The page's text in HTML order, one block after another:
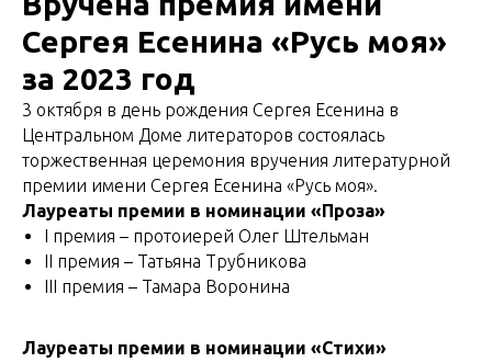
Сергея Есенина «Русь моя»
за 2023 год
3 октября в день рождения Сергея Есенина в
Центральном Доме литераторов состоялась
торжественная церемония вручения литературной
премии имени Сергея Есенина «Русь моя».
Лауреаты премии в номинации «Проза»
I премия – протоиерей Олег Штельман
II премия – Татьяна Трубникова
III премия – Тамара Воронина
Лауреаты премии в номинации «Стихи»